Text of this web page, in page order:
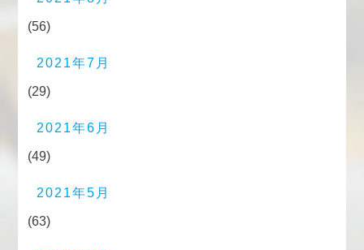
(56)
2021年7月
(29)
2021年6月
(49)
2021年5月
(63)